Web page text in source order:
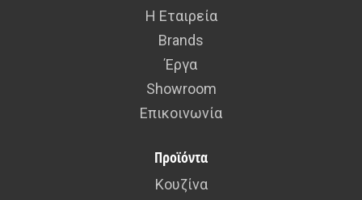
Η Εταιρεία
Brands
Έργα
Showroom
Επικοινωνία
Προϊόντα
Κουζίνα